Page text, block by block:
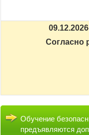
Согласно
Обучение
предъявляются